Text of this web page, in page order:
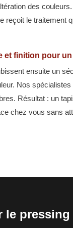
des
reçoit le traitement
et finition pour
ensuite un
Nos
Résultat : un
chez vous sans
le